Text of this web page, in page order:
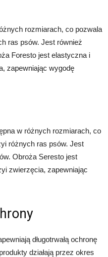
rozmiarach, co pozwala
ras psów. Jest również
Foresto jest elastyczna i
zapewniając wygodę
w różnych rozmiarach, co
różnych ras psów. Jest
Obroża Seresto jest
zwierzęcia, zapewniając
długotrwałą ochronę
działają przez okres